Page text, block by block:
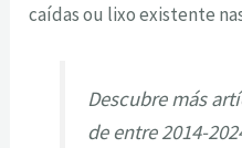
caídas ou lixo existente
Descubre más
de entre 2014-